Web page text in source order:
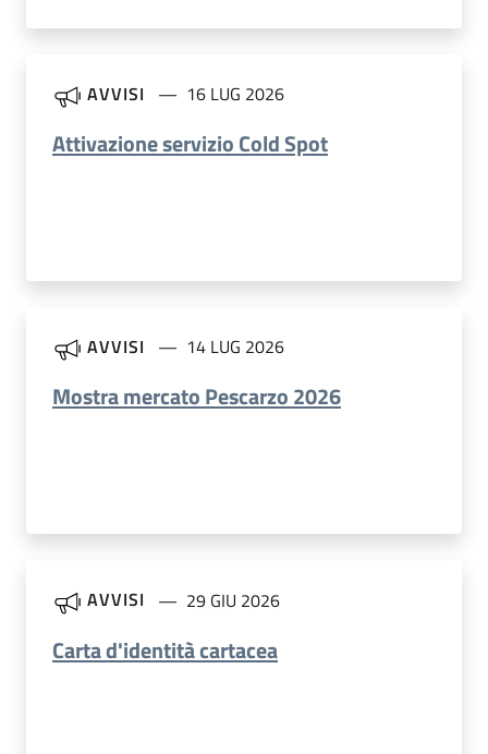
AVVISI 16 LUG 2026
Attivazione servizio Cold Spot
AVVISI 14 LUG 2026
Mostra mercato Pescarzo 2026
AVVISI 29 GIU 2026
Carta d'identità cartacea